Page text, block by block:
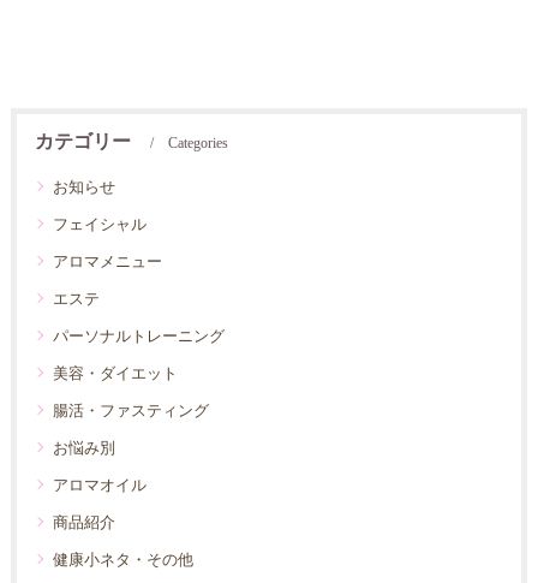
カテゴリー Categories
お知らせ
フェイシャル
アロマメニュー
エステ
パーソナルトレーニング
美容・ダイエット
腸活・ファスティング
お悩み別
アロマオイル
商品紹介
健康小ネタ・その他